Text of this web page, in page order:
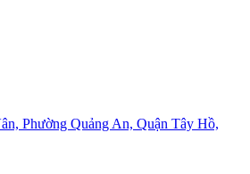
Phường Quảng An, Quận Tây Hồ,